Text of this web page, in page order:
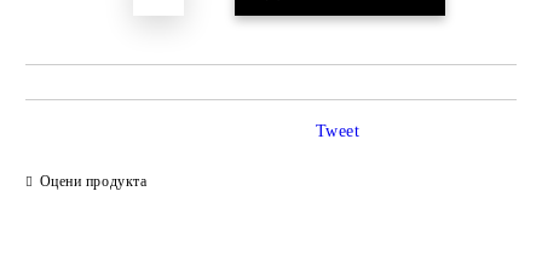
Оцени продукта
Tweet